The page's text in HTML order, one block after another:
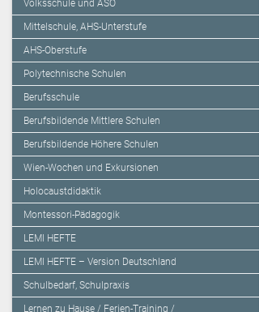
Volksschule und ASO
Mittelschule, AHS-Unterstufe
AHS-Oberstufe
Polytechnische Schulen
Berufsschule
Berufsbildende Mittlere Schulen
Berufsbildende Höhere Schulen
Wien-Wochen und Exkursionen
Holocaustdidaktik
Montessori-Pädagogik
LEMI HEFTE
LEMI HEFTE – Version Deutschland
Schulbedarf, Schulpraxis
Lernen zu Hause / Ferien-Training /